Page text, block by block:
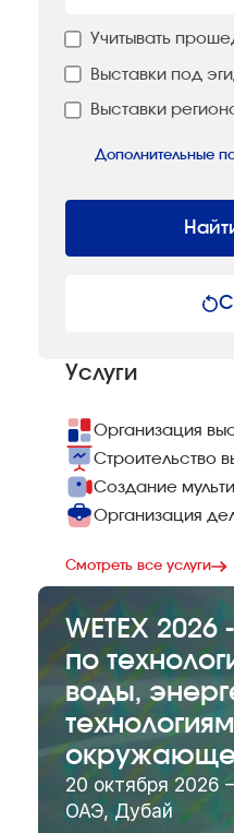
Учитывать
Выставки под
Выставки
Дополнительные
Услуги
Создание
Смотреть все услуги
WETEX
по
воды,
20 октября 2026
ОАЭ, Дубай